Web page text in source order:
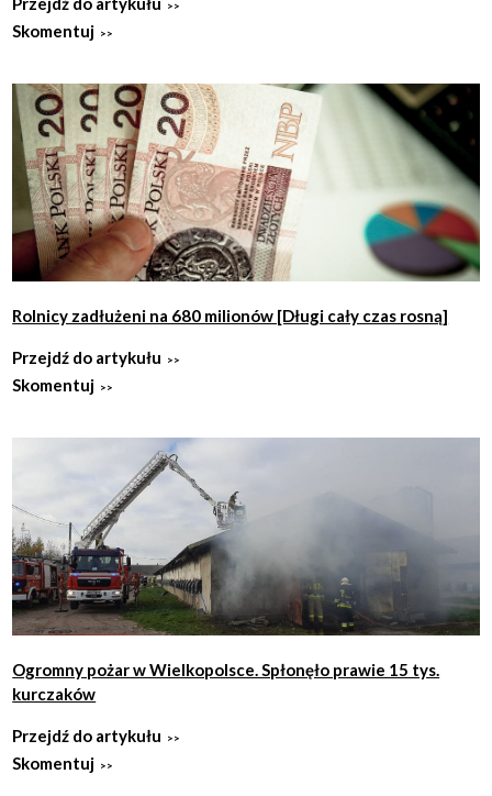
Skomentuj
Rolnicy zadłużeni na 680 milionów [Długi cały czas rosną]
Przejdź do artykułu
Skomentuj
Ogromny pożar w Wielkopolsce. Spłonęło prawie 15 tys.
kurczaków
Przejdź do artykułu
Skomentuj